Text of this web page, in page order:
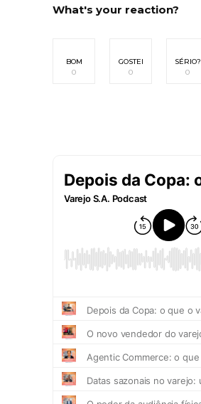
What's your reaction?
BOM
0
GOSTEI
0
SÉRIO?
0